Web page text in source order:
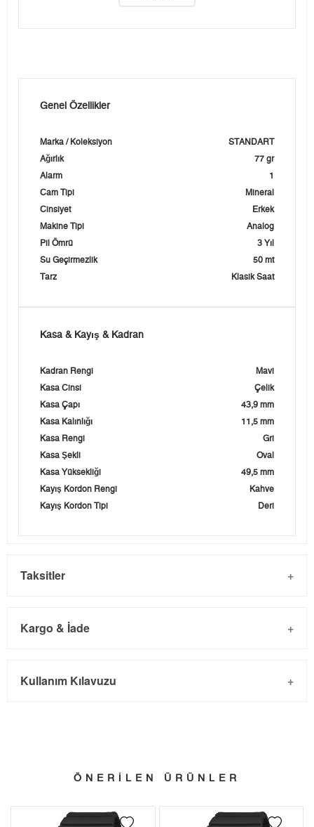
Genel Özellikler
Marka / Koleksiyon
STANDART
Ağırlık
77 gr
Alarm
1
Cam Tipi
Mineral
Cinsiyet
Erkek
Makine Tipi
Analog
Pil Ömrü
3 Yıl
Su Geçirmezlik
50 mt
Tarz
Klasik Saat
Kasa & Kayış & Kadran
Kadran Rengi
Mavi
Kasa Cinsi
Çelik
Kasa Çapı
43,9 mm
Kasa Kalınlığı
11,5 mm
Kasa Rengi
Gri
Kasa Şekli
Oval
Kasa Yüksekliği
49,5 mm
Kayış Kordon Rengi
Kahve
Kayış Kordon Tipi
Deri
Taksitler
2.701,33 ₺ 13.506,65 ₺
Kargo & İade
Türkiye'nin her yerine 2.500₺ ve üzeri alışverişlerde Yurtiçi
Kullanım Kılavuzu
ÖNERİLEN ÜRÜNLER